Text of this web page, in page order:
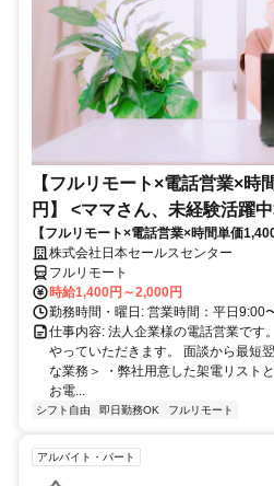
【フルリモート×電話営業×時
円】 <ママさん、未経験活躍
で家庭と仕事の両立を実現
【フルリモート×電話営業×時間単価
あり】 ＜ママさん、未経験活躍中＞ 完
両立を実現
株式会社日本セールスセンター
フルリモート
時給1,400円～2,000円
勤務時間・曜日: 営業時間：平日9:00
仕事内容: 法人企業様の電話営業です
やっていただきます。 面談から最短
な業務＞ ・弊社用意した架電リスト
お電...
シフト自由 即日勤務OK フルリモート
アルバイト・パート